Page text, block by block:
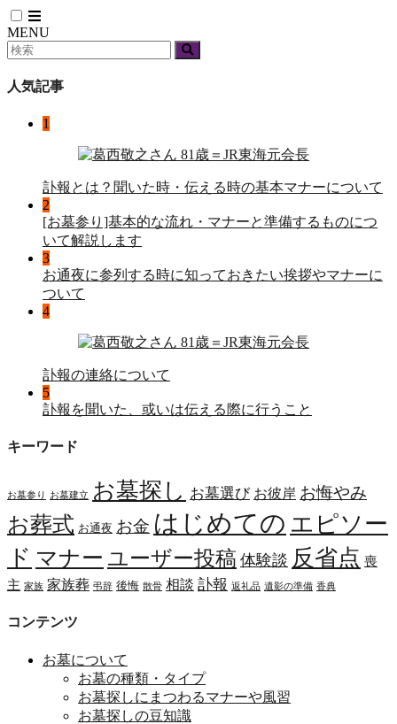
MENU
人気記事
1
訃報とは？聞いた時・伝える時の基本マナーについて
2
[お墓参り]基本的な流れ・マナーと準備するものにつ
いて解説します
3
お通夜に参列する時に知っておきたい挨拶やマナーに
ついて
4
訃報の連絡について
5
訃報を聞いた、或いは伝える際に行うこと
キーワード
お墓参り お墓建立 お墓探し お墓選び お彼岸 お悔やみ
お葬式 お通夜 お金 はじめての エピソー
ド マナー ユーザー投稿 体験談 反省点 喪
主 家族 家族葬 弔辞 後悔 散骨 相談 訃報 返礼品 遺影の準備 香典
コンテンツ
お墓について
お墓の種類・タイプ
お墓探しにまつわるマナーや風習
お墓探しの豆知識